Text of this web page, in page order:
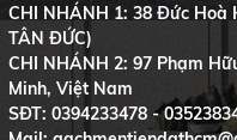
CHI NHÁNH 1: 38 Đức Hoà
TÂN ĐỨC)
CHI NHÁNH 2: 97 Phạm
Minh, Việt Nam
SĐT: 0394233478 -